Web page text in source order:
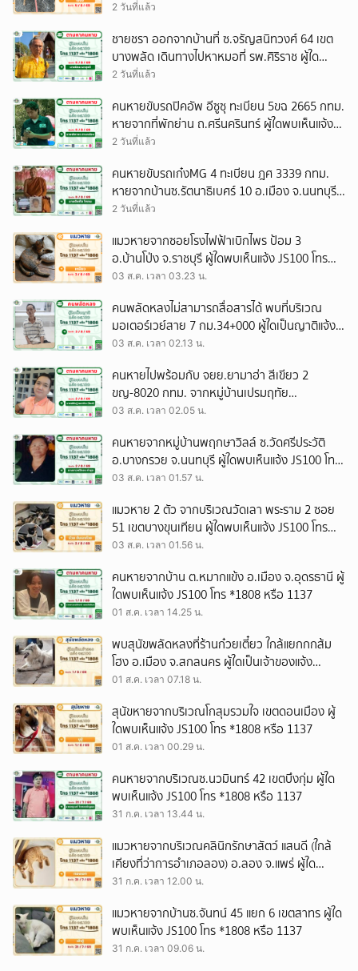
2 วันที่แล้ว
ชายชรา ออกจากบ้านที่ ซ.จรัญสนิทวงศ์ 64 เขต
บางพลัด เดินทางไปหาหมอที่ รพ.ศิริราช ผู้ใด
พบเห็นแจ้ง JS100 โทร *1808 หรือ 1137
2 วันที่แล้ว
คนหายขับรถปิคอัพ อีซูซุ ทะเบียน 5ขฉ 2665 กทม.
หายจากที่พักย่าน ถ.ศรีนครินทร์ ผู้ใดพบเห็นแจ้ง
JS100 โทร *1808 หรือ 1137
2 วันที่แล้ว
คนหายขับรถเก๋งMG 4 ทะเบียน ฎศ 3339 กทม.
หายจากบ้านซ.รัตนาธิเบศร์ 10 อ.เมือง จ.นนทบุรี
ผู้ใดพบเห็นแจ้ง JS100 โทร *1808 หรือ 1137
2 วันที่แล้ว
แมวหายจากซอยโรงไฟฟ้าเบิกไพร ป้อม 3
อ.บ้านโป่ง จ.ราชบุรี ผู้ใดพบเห็นแจ้ง JS100 โทร
*1808 หรือ 1137
03 ส.ค. เวลา 03.23 น.
คนพลัดหลงไม่สามารถสื่อสารได้ พบที่บริเวณ
มอเตอร์เวย์สาย 7 กม.34+000 ผู้ใดเป็นญาติแจ้ง
JS100 โทร *1808 หรือ 1137
03 ส.ค. เวลา 02.13 น.
คนหายไปพร้อมกับ จยย.ยามาฮ่า สีเขียว 2
ขญ-8020 กทม. จากหมู่บ้านเปรมฤทัย
ถ.เทพารักษ์ จ.สมุทรปราการ ผู้ใดพบเห็นแจ้ง
03 ส.ค. เวลา 02.05 น.
คนหายจากหมู่บ้านพฤกษาวิลล์ ซ.วัดศรีประวัติ
อ.บางกรวย จ.นนทบุรี ผู้ใดพบเห็นแจ้ง JS100 โทร
*1808 หรือ 1137
03 ส.ค. เวลา 01.57 น.
แมวหาย 2 ตัว จากบริเวณวัดเลา พระราม 2 ซอย
51 เขตบางขุนเทียน ผู้ใดพบเห็นแจ้ง JS100 โทร
*1808 หรือ 1137
03 ส.ค. เวลา 01.56 น.
คนหายจากบ้าน ต.หมากแข้ง อ.เมือง จ.อุดรธานี ผู้
ใดพบเห็นแจ้ง JS100 โทร *1808 หรือ 1137
01 ส.ค. เวลา 14.25 น.
พบสุนัขพลัดหลงที่ร้านก๋วยเตี๋ยว ใกล้แยกกกส้ม
โฮง อ.เมือง จ.สกลนคร ผู้ใดเป็นเจ้าของแจ้ง
JS100 โทร *1808 หรือ 1137
01 ส.ค. เวลา 07.18 น.
สุนัขหายจากบริเวณโกสุมรวมใจ เขตดอนเมือง ผู้
ใดพบเห็นแจ้ง JS100 โทร *1808 หรือ 1137
01 ส.ค. เวลา 00.29 น.
คนหายจากบริเวณซ.นวมินทร์ 42 เขตบึงกุ่ม ผู้ใด
พบเห็นแจ้ง JS100 โทร *1808 หรือ 1137
31 ก.ค. เวลา 13.44 น.
แมวหายจากบริเวณคลินิกรักษาสัตว์ แสนดี (ใกล้
เคียงที่ว่าการอำเภอลอง) อ.ลอง จ.แพร่ ผู้ใด
พบเห็นแจ้ง JS100 โทร *1808 หรือ 1137
31 ก.ค. เวลา 12.00 น.
แมวหายจากบ้านซ.จันทน์ 45 แยก 6 เขตสาทร ผู้ใด
พบเห็นแจ้ง JS100 โทร *1808 หรือ 1137
31 ก.ค. เวลา 09.06 น.